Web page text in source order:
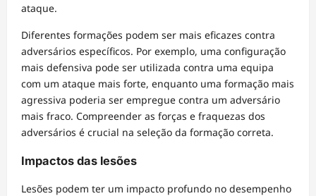
ataque.
Diferentes formações podem ser mais eficazes contra
adversários específicos. Por exemplo, uma configuração
mais defensiva pode ser utilizada contra uma equipa
com um ataque mais forte, enquanto uma formação mais
agressiva poderia ser empregue contra um adversário
mais fraco. Compreender as forças e fraquezas dos
adversários é crucial na seleção da formação correta.
Impactos das lesões
Lesões podem ter um impacto profundo no desempenho